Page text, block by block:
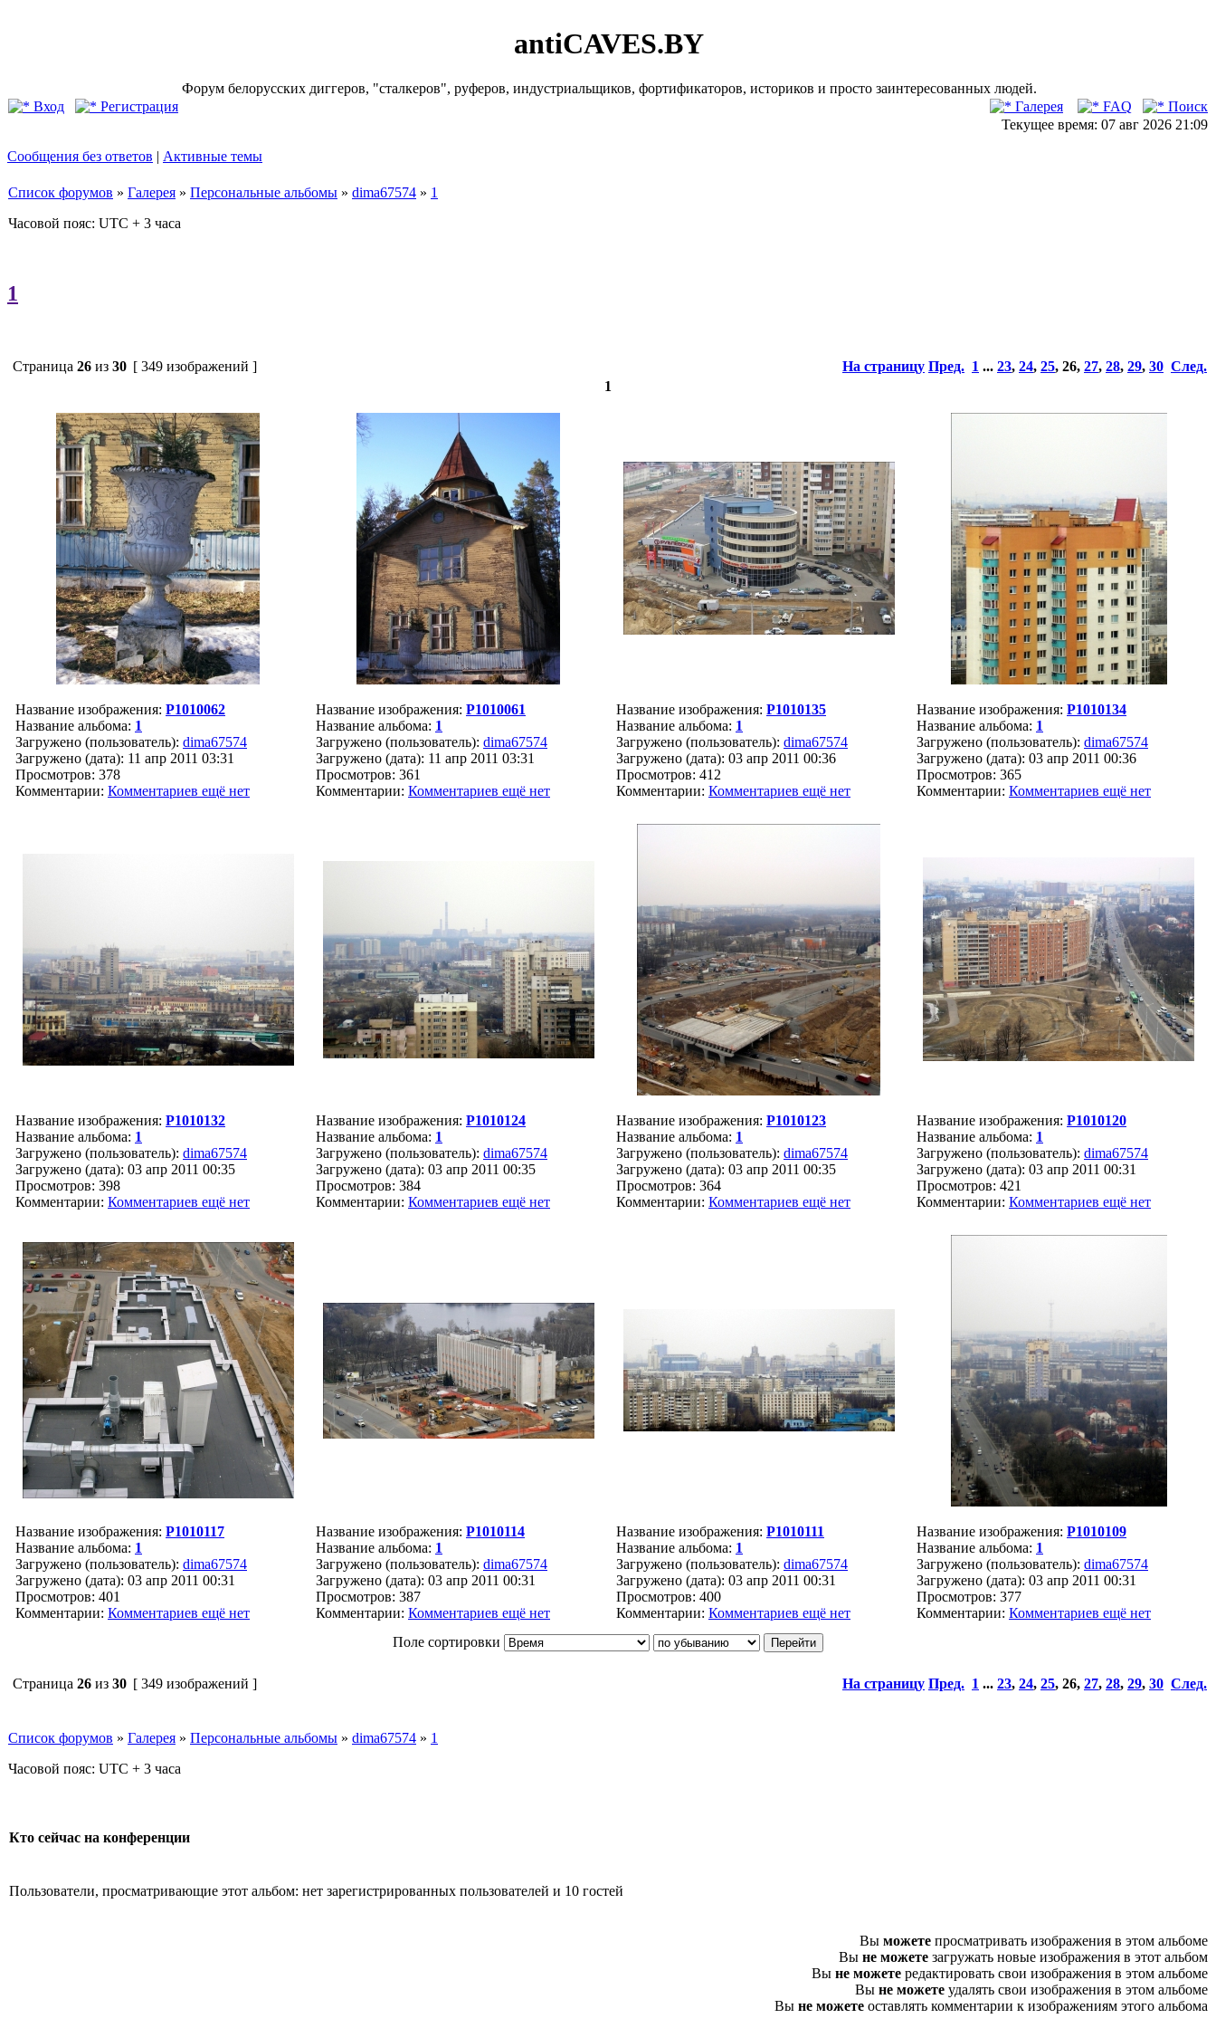
antiCAVES.BY
Форум белорусских диггеров, "сталкеров", руферов, индустриальщиков, фортификаторов, историков и просто заинтересованных людей.
Вход
Регистрация Галерея FAQ
Поиск
Текущее время: 07 авг 2026 21:09
Сообщения без ответов | Активные темы
Список форумов » Галерея » Персональные альбомы » dima67574 » 1
Часовой пояс: UTC + 3 часа
1
Страница 26 из 30 [ 349 изображений ] На страницу Пред. 1 ... 23, 24, 25, 26, 27, 28, 29, 30 След.
1
Название изображения: P1010062
Название альбома: 1
Загружено (пользователь): dima67574
Загружено (дата): 11 апр 2011 03:31
Просмотров: 378
Комментарии: Комментариев ещё нет
Название изображения: P1010061
Название альбома: 1
Загружено (пользователь): dima67574
Загружено (дата): 11 апр 2011 03:31
Просмотров: 361
Комментарии: Комментариев ещё нет
Название изображения: P1010135
Название альбома: 1
Загружено (пользователь): dima67574
Загружено (дата): 03 апр 2011 00:36
Просмотров: 412
Комментарии: Комментариев ещё нет
Название изображения: P1010134
Название альбома: 1
Загружено (пользователь): dima67574
Загружено (дата): 03 апр 2011 00:36
Просмотров: 365
Комментарии: Комментариев ещё нет
Название изображения: P1010132
Название альбома: 1
Загружено (пользователь): dima67574
Загружено (дата): 03 апр 2011 00:35
Просмотров: 398
Комментарии: Комментариев ещё нет
Название изображения: P1010124
Название альбома: 1
Загружено (пользователь): dima67574
Загружено (дата): 03 апр 2011 00:35
Просмотров: 384
Комментарии: Комментариев ещё нет
Название изображения: P1010123
Название альбома: 1
Загружено (пользователь): dima67574
Загружено (дата): 03 апр 2011 00:35
Просмотров: 364
Комментарии: Комментариев ещё нет
Название изображения: P1010120
Название альбома: 1
Загружено (пользователь): dima67574
Загружено (дата): 03 апр 2011 00:31
Просмотров: 421
Комментарии: Комментариев ещё нет
Название изображения: P1010117
Название альбома: 1
Загружено (пользователь): dima67574
Загружено (дата): 03 апр 2011 00:31
Просмотров: 401
Комментарии: Комментариев ещё нет
Название изображения: P1010114
Название альбома: 1
Загружено (пользователь): dima67574
Загружено (дата): 03 апр 2011 00:31
Просмотров: 387
Комментарии: Комментариев ещё нет
Название изображения: P1010111
Название альбома: 1
Загружено (пользователь): dima67574
Загружено (дата): 03 апр 2011 00:31
Просмотров: 400
Комментарии: Комментариев ещё нет
Название изображения: P1010109
Название альбома: 1
Загружено (пользователь): dima67574
Загружено (дата): 03 апр 2011 00:31
Просмотров: 377
Комментарии: Комментариев ещё нет
Поле сортировки
Страница 26 из 30 [ 349 изображений ] На страницу Пред. 1 ... 23, 24, 25, 26, 27, 28, 29, 30 След.
Список форумов » Галерея » Персональные альбомы » dima67574 » 1
Часовой пояс: UTC + 3 часа
Кто сейчас на конференции
Пользователи, просматривающие этот альбом: нет зарегистрированных пользователей и 10 гостей
Вы можете просматривать изображения в этом альбоме
Вы не можете загружать новые изображения в этот альбом
Вы не можете редактировать свои изображения в этом альбоме
Вы не можете удалять свои изображения в этом альбоме
Вы не можете оставлять комментарии к изображениям этого альбома